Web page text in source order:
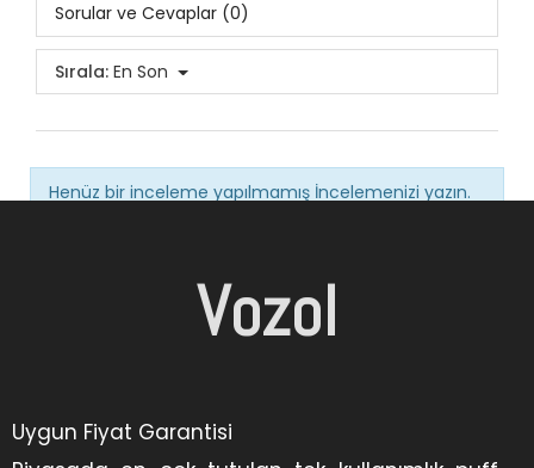
Sorular ve Cevaplar (0)
Sırala: En Son
Henüz bir inceleme yapılmamış İncelemenizi yazın.
Vozol
Uygun Fiyat Garantisi